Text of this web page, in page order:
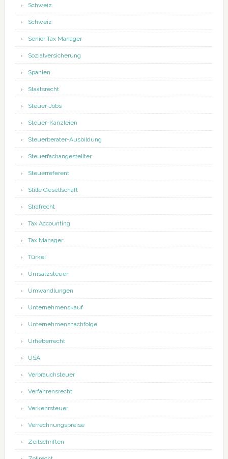
Schweiz
Schweiz
Senior Tax Manager
Sozialversicherung
Spanien
Staatsrecht
Steuer-Jobs
Steuer-Kanzleien
Steuerberater-Ausbildung
Steuerfachangestellter
Steuerreferent
Stille Gesellschaft
Strafrecht
Tax Accounting
Tax Manager
Türkei
Umsatzsteuer
Umwandlungen
Unternehmenskauf
Unternehmensnachfolge
Urheberrecht
USA
Verbrauchsteuer
Verfahrensrecht
Verkehrsteuer
Verrechnungspreise
Zeitschriften